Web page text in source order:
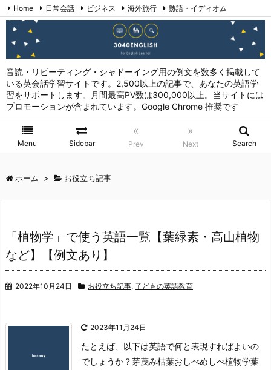
音読・リピーティング・シャドーイング用の例文を数多く掲載して
いる英会話学習サイトです。2,500以上の記事で、あなたの英語学
習をサポートします。月間最高PV数は300,000以上。当サイトには
プロモーションが含まれています。Google Chrome 推奨です
Menu Sidebar
«
Prev
»
Next Search
Home 日常会話 ビジネス 海外旅行
熟語・イディオム
英会話表現 (日本語→英語)
お問い合わせ
ホーム > お役立ち記事
「植物学」で使う英語一覧【葉緑素・高山植物
など】【例文あり】
2022年10月24日 お役立ち記事, 子どもの英語教育
2023年11月24日
たとえば、以下は英語で何と表現すればよいの
でしょうか？芽茂み枯葉おしべめしべ植物学葉